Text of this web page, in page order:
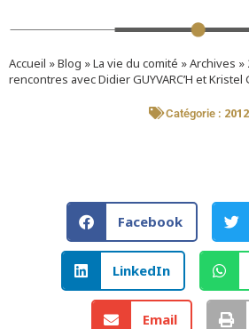
Accueil »Blog »La vie du comité »Archives »
rencontres avec Didier GUYVARC’H et Kristel
Catégorie : 2012
Facebook
LinkedIn
Email